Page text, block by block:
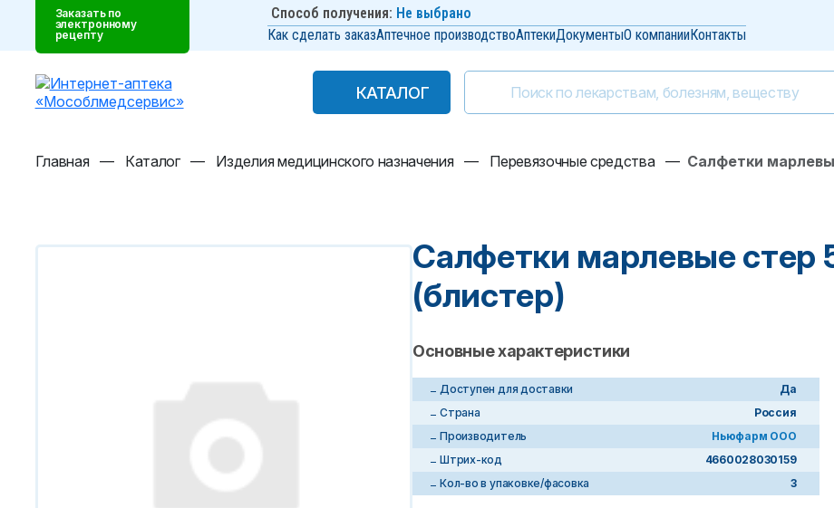
Заказать по
электронному
рецепту
Способ получения: Не выбрано
Как сделать заказАптечное производствоАптекиДокументыО компанииКонтакты
КАТАЛОГ
КАТАЛОГ
Главная — Каталог — Изделия медицинского назначения — Перевязочные средства — Салфетки
Салфетки марлевые
(блистер)
Основные характеристики
Доступен для доставки
Да
Страна
Россия
Производитель
Ньюфарм ООО
Штрих-код
4660028030159
Кол-во в упаковке/фасовка
3